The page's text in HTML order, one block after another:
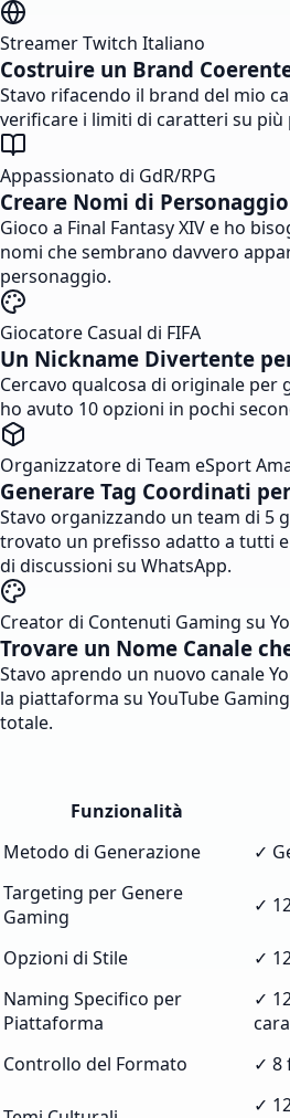
Streamer Twitch Italiano
Costruire un Brand
Stavo rifacendo il brand del mio
verificare i limiti di caratteri su
Appassionato di GdR/RPG
Creare Nomi di
Gioco a Final Fantasy XIV e ho
nomi che sembrano davvero
personaggio.
Giocatore Casual di FIFA
Un Nickname Divertente
Cercavo qualcosa di originale per
ho avuto 10 opzioni in pochi
Organizzatore di Team eSport
Generare Tag Coordinati
Stavo organizzando un team di 5
trovato un prefisso adatto a tutti
di discussioni su WhatsApp.
Creator di Contenuti Gaming su
Trovare un Nome Canale
Stavo aprendo un nuovo canale
la piattaforma su YouTube
totale.
Funzionalità
Metodo di Generazione
✓
Targeting per Genere
Gaming
✓
Opzioni di Stile ✓
Naming Specifico per
Piattaforma
✓
Controllo del Formato
✓ 8
✓